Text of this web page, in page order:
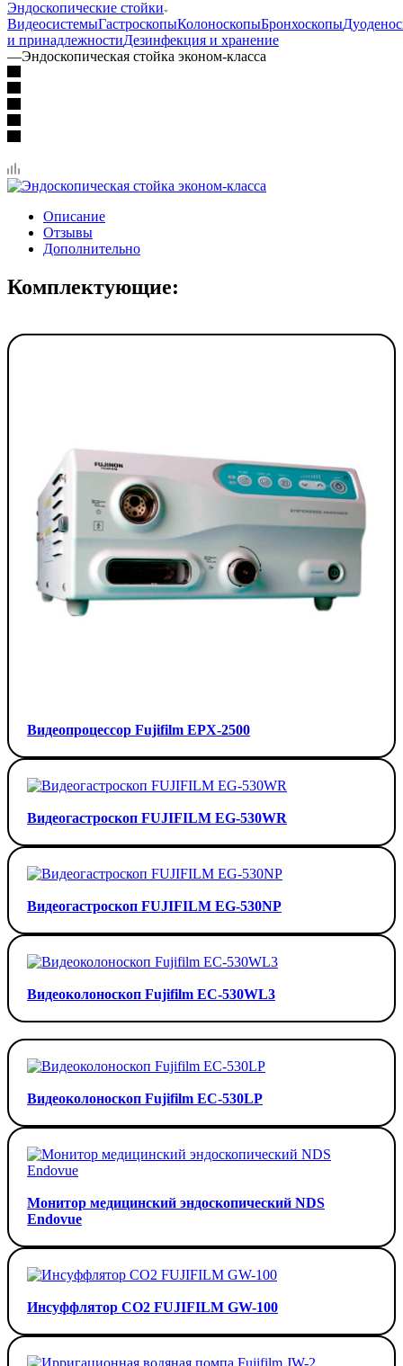
Эндоскопические стойки
ВидеосистемыГастроскопыКолоноскопыБронхоскопы
и принадлежностиДезинфекция и хранение
—Эндоскопическая стойка эконом-класса
Описание
Отзывы
Дополнительно
Комплектующие:
Видеопроцессор Fujifilm EPX-2500
Видеогастроскоп FUJIFILM EG-530WR
Видеогастроскоп FUJIFILM EG-530NP
Видеоколоноскоп Fujifilm EC-530WL3
Видеоколоноскоп Fujifilm EC-530LP
Монитор медицинский эндоскопический NDS
Endovue
Инсуффлятор СО2 FUJIFILM GW-100